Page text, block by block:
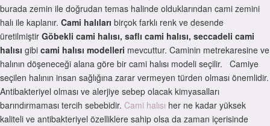
burada zemin ile doğrudan temas halinde olduklarından cami zemini
halı ile kaplanır. Cami halıları birçok farklı renk ve desende
üretilmiştir Göbekli cami halısı, saflı cami halısı, seccadeli cami
halısı gibi cami halısı modelleri mevcuttur. Caminin metrekaresine ve
halının döşeneceği alana göre bir cami halısı modeli seçilir.
Camiye
seçilen halının insan sağlığına zarar vermeyen türden olması önemlidir.
Antibakteriyel olması ve alerjiye sebep olacak kimyasalları
barındırmaması tercih sebebidir. Cami halısı her ne kadar yüksek
kaliteli ve antibakteriyel özelliklere sahip olsa da zaman içerisinde